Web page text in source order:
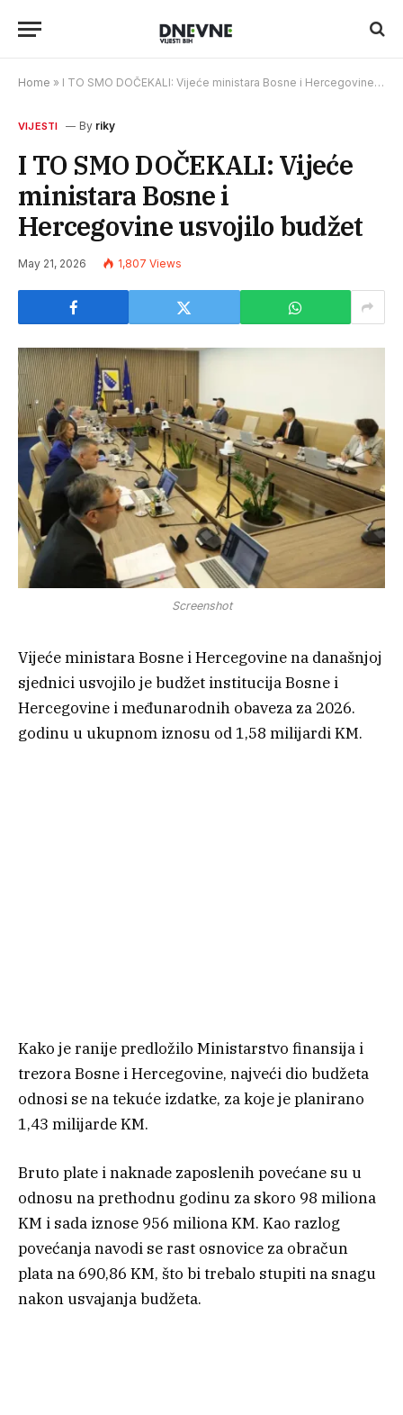
Home » I TO SMO DOČEKALI: Vijeće ministara Bosne i Hercegovine usvojilo budžet
VIJESTI By riky
I TO SMO DOČEKALI: Vijeće
ministara Bosne i
Hercegovine usvojilo budžet
May 21, 2026 1,807 Views
Screenshot
Vijeće ministara Bosne i Hercegovine na današnjoj
sjednici usvojilo je budžet institucija Bosne i
Hercegovine i međunarodnih obaveza za 2026.
godinu u ukupnom iznosu od 1,58 milijardi KM.
Kako je ranije predložilo Ministarstvo finansija i
trezora Bosne i Hercegovine, najveći dio budžeta
odnosi se na tekuće izdatke, za koje je planirano
1,43 milijarde KM.
Bruto plate i naknade zaposlenih povećane su u
odnosu na prethodnu godinu za skoro 98 miliona
KM i sada iznose 956 miliona KM. Kao razlog
povećanja navodi se rast osnovice za obračun
plata na 690,86 KM, što bi trebalo stupiti na snagu
nakon usvajanja budžeta.